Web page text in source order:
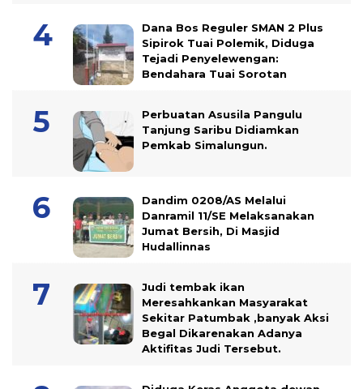
Dana Bos Reguler SMAN 2 Plus
Sipirok Tuai Polemik, Diduga
Tejadi Penyelewengan:
Bendahara Tuai Sorotan
Perbuatan Asusila Pangulu
Tanjung Saribu Didiamkan
Pemkab Simalungun.
Dandim 0208/AS Melalui
Danramil 11/SE Melaksanakan
Jumat Bersih, Di Masjid
Hudallinnas
Judi tembak ikan
Meresahkankan Masyarakat
Sekitar Patumbak ,banyak Aksi
Begal Dikarenakan Adanya
Aktifitas Judi Tersebut.